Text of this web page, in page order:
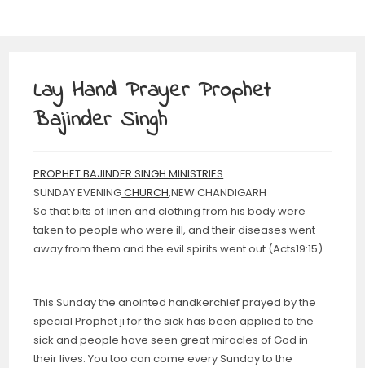
Lay Hand Prayer Prophet
Bajinder Singh
PROPHET BAJINDER SINGH MINISTRIES
SUNDAY EVENINGCHURCH,NEW CHANDIGARH
So that bits of linen and clothing from his body were
taken to people who were ill, and their diseases went
away from them and the evil spirits went out.(Acts19:15)
This Sunday the anointed handkerchief prayed by the
special Prophet ji for the sick has been applied to the
sick and people have seen great miracles of God in
their lives. You too can come every Sunday to the